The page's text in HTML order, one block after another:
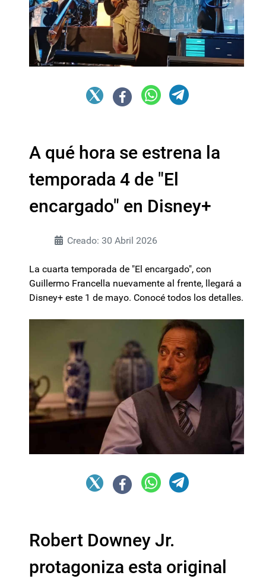
A qué hora se estrena la
temporada 4 de "El
encargado" en Disney+
Creado: 30 Abril 2026
La cuarta temporada de "El encargado", con
Guillermo Francella nuevamente al frente, llegará a
Disney+ este 1 de mayo. Conocé todos los detalles.
Robert Downey Jr.
protagoniza esta original